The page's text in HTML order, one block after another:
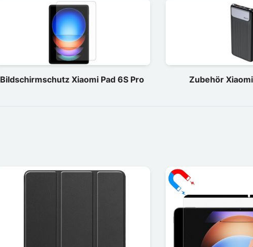
Bildschirmschutz Xiaomi Pad 6S Pro Zubehör